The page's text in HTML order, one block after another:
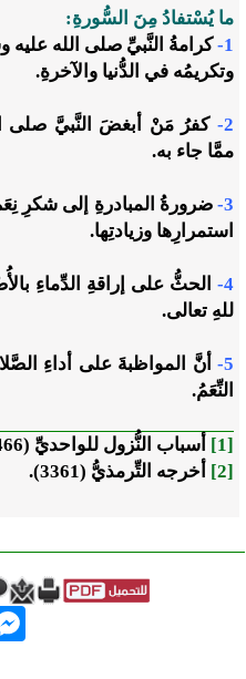
ما يُسْتفادُ مِنَ السُّورةِ:
1- كرامةُ النَّبيِّ صلى الله
وتكريمُه في الدُّنيا والآخرةِ.
2-
كفرُ مَنْ أبغضَ النَّبيَّ صلى
ممَّا جاء به.
3- ضرورةُ المبادرةِ إلى شكرِ
استمرارِها وزيادتِها.
4-
الحثُّ على إراقةِ الدِّماءِ
للهِ تعالى.
5-
أنَّ المواظبةَ على أداءِ
النِّعَمُ.
[1]
أسباب النُّزول للواحديِّ (466).
[2]
أخرجه التِّرمذيُّ (3361).